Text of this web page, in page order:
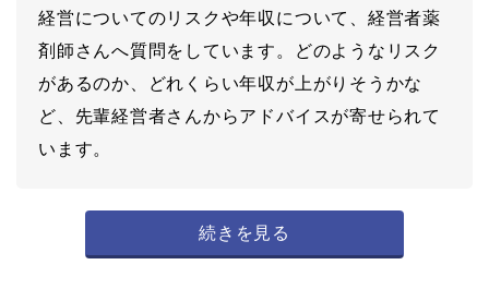
経営についてのリスクや年収について、経営者薬
剤師さんへ質問をしています。どのようなリスク
があるのか、どれくらい年収が上がりそうかな
ど、先輩経営者さんからアドバイスが寄せられて
います。
続きを見る